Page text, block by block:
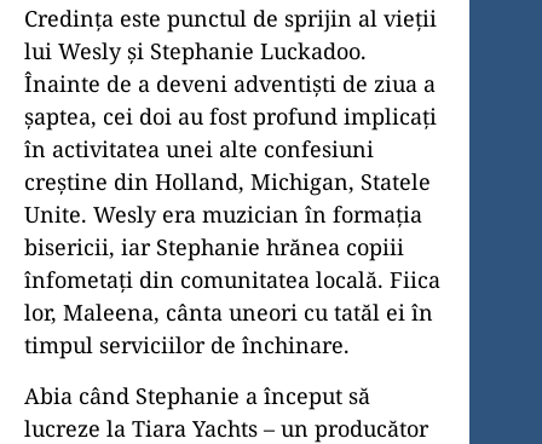
Credința este punctul de sprijin al vieții
lui Wesly și Stephanie Luckadoo.
Înainte de a deveni adventiști de ziua a
șaptea, cei doi au fost profund implicați
în activitatea unei alte confesiuni
creștine din Holland, Michigan, Statele
Unite. Wesly era muzician în formația
bisericii, iar Stephanie hrănea copiii
înfometați din comunitatea locală. Fiica
lor, Maleena, cânta uneori cu tatăl ei în
timpul serviciilor de închinare.
Abia când Stephanie a început să
lucreze la Tiara Yachts – un producător